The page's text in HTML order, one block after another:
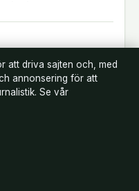
– orsaker och
att driva sajten och, med
annonsering för att
Se vår